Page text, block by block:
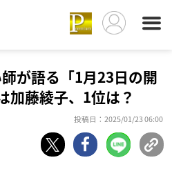
が語る「1月23日の開
加藤綾子、1位は？
投稿日：2025/01/23 06:00